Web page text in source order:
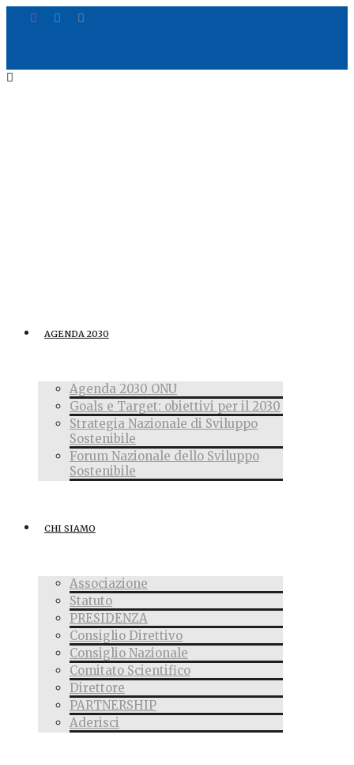
AGENDA 2030
Agenda 2030 ONU
Goals e Target: obiettivi per il 2030
Strategia Nazionale di Sviluppo
Sostenibile
Forum Nazionale dello Sviluppo
Sostenibile
CHI SIAMO
Associazione
Statuto
PRESIDENZA
Consiglio Direttivo
Consiglio Nazionale
Comitato Scientifico
Direttore
PARTNERSHIP
Aderisci